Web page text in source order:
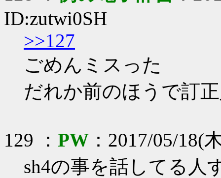
ID:zutwi0SH
>>127
ごめんミスった
だれか前のほうで訂
129 ： PW ：2017/05/18(
sh4の事を話してる人